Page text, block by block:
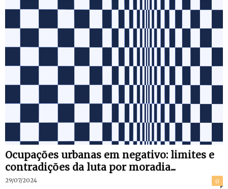
Ocupações urbanas em negativo: limites e
contradições da luta por moradia...
29/07/2024 0